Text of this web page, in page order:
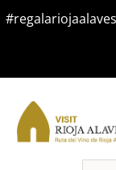
Saltar